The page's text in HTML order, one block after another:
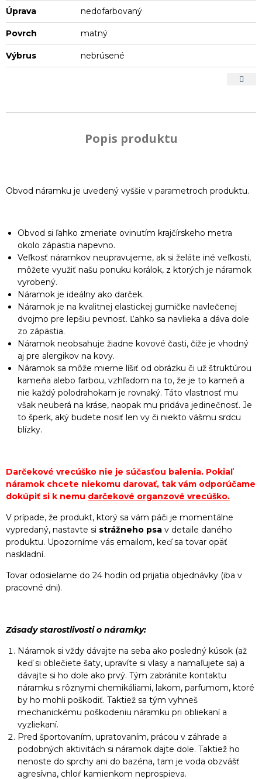
Úprava nedofarbovaný
Povrch matný
Výbrus nebrúsené
Popis produktu
Obvod náramku je uvedený vyššie v parametroch produktu.
Obvod si ľahko zmeriate ovinutím krajčírskeho metra
okolo zápästia napevno.
Veľkosť náramkov neupravujeme, ak si želáte iné veľkosti,
môžete využiť našu ponuku korálok, z ktorých je náramok
vyrobený.
Náramok je ideálny ako darček.
Náramok je na kvalitnej elastickej gumičke navlečenej
dvojmo pre lepšiu pevnosť. Ľahko sa navlieka a dáva dole
zo zápästia.
Náramok neobsahuje žiadne kovové časti, čiže je vhodný
aj pre alergikov na kovy.
Náramok sa môže mierne líšiť od obrázku či už štruktúrou
kameňa alebo farbou, vzhľadom na to, že je to kameň a
nie každý polodrahokam je rovnaký. Táto vlastnosť mu
však neuberá na kráse, naopak mu pridáva jedinečnosť. Je
to šperk, aký budete nosiť len vy či niekto vášmu srdcu
blízky.
Darčekové vrecúško nie je súčasťou balenia. Pokiaľ
náramok chcete niekomu darovať, tak vám odporúčame
dokúpiť si k nemu darčekové organzové vrecúško.
V prípade, že produkt, ktorý sa vám páči je momentálne
vypredaný, nastavte si strážneho psa v detaile daného
produktu. Upozorníme vás emailom, keď sa tovar opäť
naskladní.
Tovar odosielame do 24 hodín od prijatia objednávky (iba v
pracovné dni).
Zásady starostlivosti o náramky:
Náramok si vždy dávajte na seba ako posledný kúsok (až
keď si oblečiete šaty, upravíte si vlasy a namaľujete sa) a
dávajte si ho dole ako prvý. Tým zabránite kontaktu
náramku s rôznymi chemikáliami, lakom, parfumom, ktoré
by ho mohli poškodiť. Taktiež sa tým vyhneš
mechanickému poškodeniu náramku pri obliekaní a
vyzliekaní.
Pred športovaním, upratovaním, prácou v záhrade a
podobných aktivitách si náramok dajte dole. Taktiež ho
nenoste do sprchy ani do bazéna, tam je voda obzvášť
agresívna, chloŕ kamienkom neprospieva.